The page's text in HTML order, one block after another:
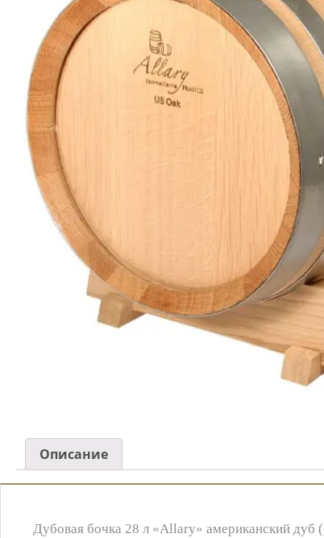
Описание
Дубовая бочка 28 л «Allary» американский дуб